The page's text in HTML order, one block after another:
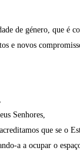
de género, que é
e novos
Senhores,
que se o
a a ocupar o